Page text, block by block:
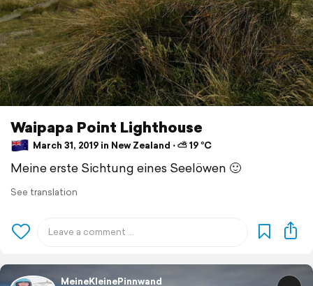
Waipapa Point Lighthouse
March 31, 2019 in New Zealand ⋅ ⛅ 19 °C
Meine erste Sichtung eines Seelöwen 🙂
See translation
MeineKleinePinnwand